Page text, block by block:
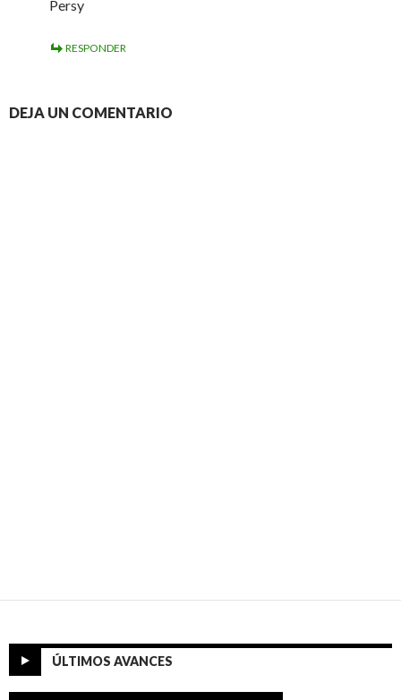
Persy
RESPONDER
DEJA UN COMENTARIO
ÚLTIMOS AVANCES